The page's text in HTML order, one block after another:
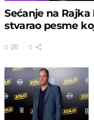
Sećanje na
stvarao pesme
0 0